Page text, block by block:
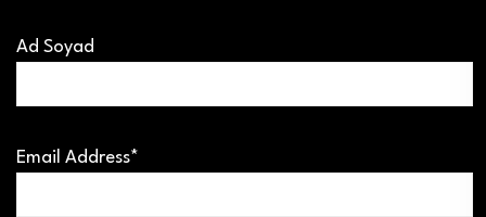
Ad Soyad
Email Address*